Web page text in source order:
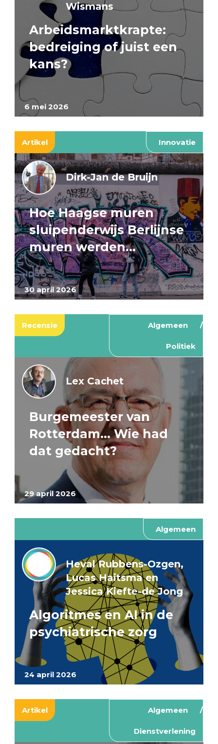
6 mei 2026
Wismans
Arbeidsmarktkrapte:
bedreiging of juist een
kans?
Artikel Innovatie
30 april 2026
Dirk-Jan de Bruijn
Hoe Haagse muren
sluipenderwijs Berlijnse
muren werden…
Recensie Algemeen
Politiek
29 april 2026
Lex Cachet
Burgemeester van
Rotterdam… Wie had
dat gedacht?
Algemeen
24 april 2026
Heval Rubbens-Ozgen,
Lucas Haitsma en
Jessica Kiefte-de Jong
Algoritmes en AI in de
psychiatrische zorg
Artikel Algemeen
Dienstverlening